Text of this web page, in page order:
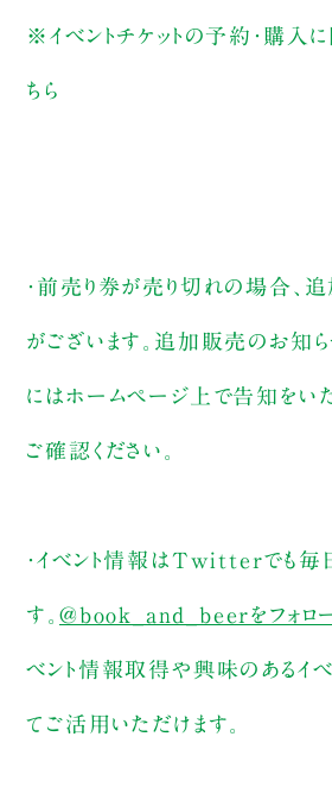
※イベントチケットの予約・購入
ちら
・前売り券が売り切れの場合、
がございます。追加販売のお知
にはホームページ上で告知をい
ご確認ください。
・イベント情報はTwitterでも毎
す。 @book_and_beerをフォロ
ベント情報取得や興味のあるイベン
てご活用いただけます。